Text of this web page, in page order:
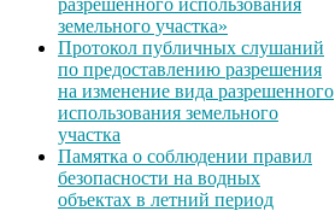
земельного участка»
Протокол публичных слушаний
по предоставлению разрешения
на изменение вида разрешенного
использования земельного
участка
Памятка о соблюдении правил
безопасности на водных
объектах в летний период